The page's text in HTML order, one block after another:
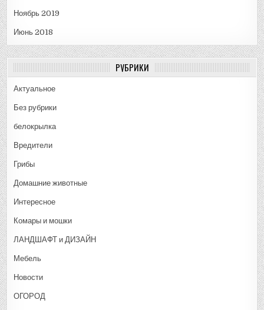
Ноябрь 2019
Июнь 2018
РУБРИКИ
Актуальное
Без рубрики
белокрылка
Вредители
Грибы
Домашние животные
Интересное
Комары и мошки
ЛАНДШАФТ и ДИЗАЙН
Мебель
Новости
ОГОРОД